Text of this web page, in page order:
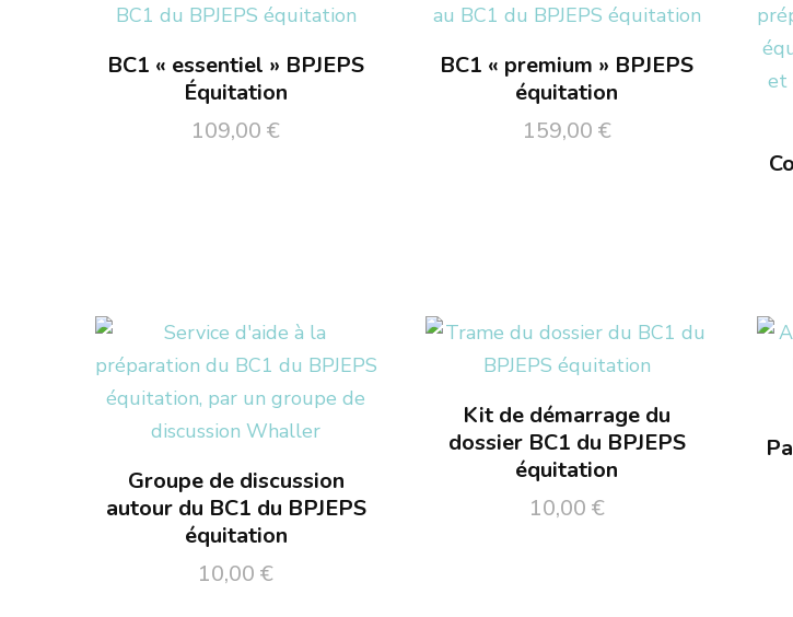
BC1 « essentiel » BPJEPS
Équitation
109,00€
BC1 « premium » BPJEPS
équitation
159,00 €
Groupe de discussion
autour du BC1 du BPJEPS
équitation
10,00€
Kit de démarrage du
dossier BC1 du BPJEPS
équitation
10,00 €